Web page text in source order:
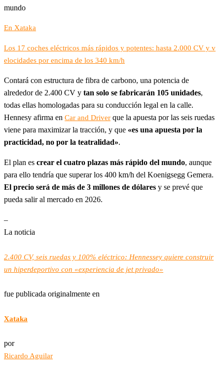
mundo
En Xataka
Los 17 coches eléctricos más rápidos y potentes: hasta 2.000 CV y v
elocidades por encima de los 340 km/h
Contará con estructura de fibra de carbono, una potencia de
alrededor de 2.400 CV y tan solo se fabricarán 105 unidades,
todas ellas homologadas para su conducción legal en la calle.
Hennesy afirma en Car and Driver que la apuesta por las seis ruedas
viene para maximizar la tracción, y que «es una apuesta por la
practicidad, no por la teatralidad».
El plan es crear el cuatro plazas más rápido del mundo, aunque
para ello tendría que superar los 400 km/h del Koenigsegg Gemera.
El precio será de más de 3 millones de dólares y se prevé que
pueda salir al mercado en 2026.
–
La noticia
2.400 CV, seis ruedas y 100% eléctrico: Hennessey quiere construir
un hiperdeportivo con «experiencia de jet privado»
fue publicada originalmente en
Xataka
por
Ricardo Aguilar